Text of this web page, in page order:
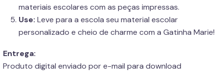
materiais escolares com as peças impressas.
Use: Leve para a escola seu material escolar
personalizado e cheio de charme com a Gatinha Marie!
Entrega:
Produto digital enviado por e-mail para download